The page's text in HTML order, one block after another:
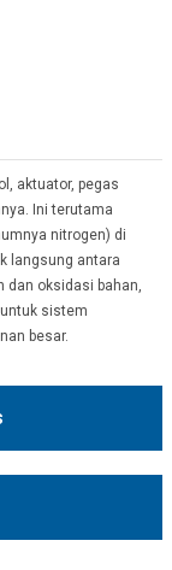
aktuator, pegas
Ini terutama
nitrogen) di
langsung antara
dan oksidasi bahan,
sistem
besar.